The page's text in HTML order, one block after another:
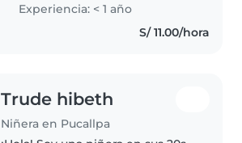
respetuosa. Soy estudiante de
Experiencia: < 1 año
S/ 11.00/hora
Trude hibeth
Niñera en Pucallpa